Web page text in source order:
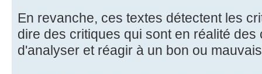
En revanche, ces textes détectent les
dire des critiques qui sont en réalité des
d'analyser et réagir à un bon ou